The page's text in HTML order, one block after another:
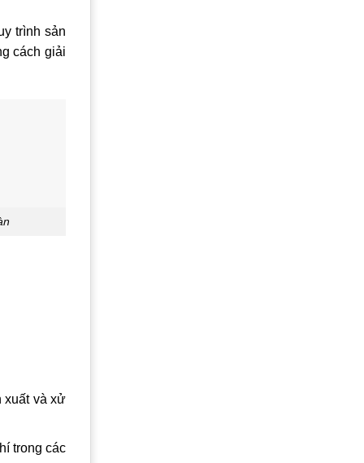
trình sản
cách giải
xuất và xử
trong các